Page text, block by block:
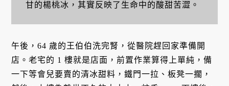
甘的楊桃冰，其實反映了生命中的酸甜苦澀。
午後，64 歲的王伯伯洗完腎，從醫院趕回家準備開
店。老宅的 1 樓就是店面，前置作業算得上單純，備
一下等會兒要賣的清冰甜料，鐵門一拉、板凳一擱，